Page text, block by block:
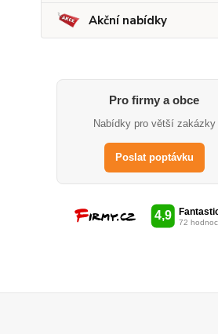
Akční nabídky
Pro firmy a obce
Nabídky pro větší zakázky
Poslat poptávku